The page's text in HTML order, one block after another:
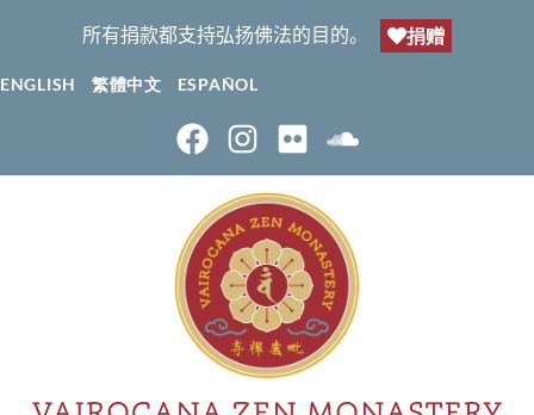
所有捐款都支持弘扬佛法的目的。 捐赠
ENGLISH 繁體中文 ESPAÑOL